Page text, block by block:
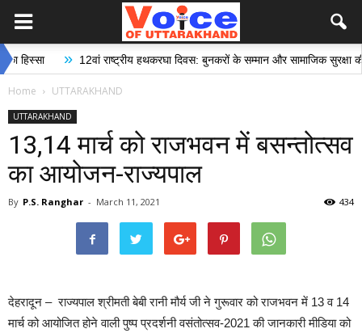
» 12वां राष्ट्रीय हथकरघा दिवस: बुनकरों के सम्मान और सामाजिक सुरक्षा की दिशा
Home UTTARAKHAND
UTTARAKHAND
13,14 मार्च को राजभवन में बसन्तोत्सव
का आयोजन-राज्यपाल
By P.S. Ranghar - March 11, 2021 434
देहरादून – राज्यपाल श्रीमती बेबी रानी मौर्य जी ने गुरूवार को राजभवन में 13 व 14
मार्च को आयोजित होने वाली पुष्प प्रदर्शनी वसंतोत्सव-2021 की जानकारी मीडिया को